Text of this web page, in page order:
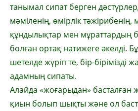
танымал сипат берген
мәміленің, өмірлік тәжі­рибенің,
құндылықтар мен мұраттардың
болған ортақ нәтижеге әкелді.
шетелде жүріп те, бір-бірімізді
адам­ның сипаты.
Алайда «жоғарыдан» басталған
қиын болып шықты және ол